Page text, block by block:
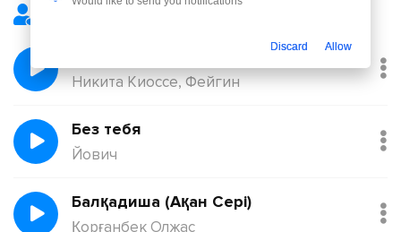
Никита Киоссе, Фейгин
Без тебя
Йович
Балқадиша (Ақан Сері)
Қорғанбек Олжас
Discard Allow